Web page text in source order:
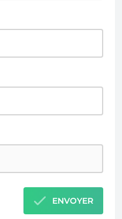
ENVOYER